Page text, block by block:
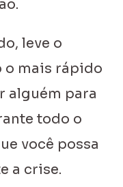
leve o
o mais rápido
alguém para
todo o
você possa
a crise.